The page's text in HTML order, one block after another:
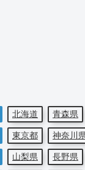
北海道 青森県
東京都 神奈川
山梨県 長野県